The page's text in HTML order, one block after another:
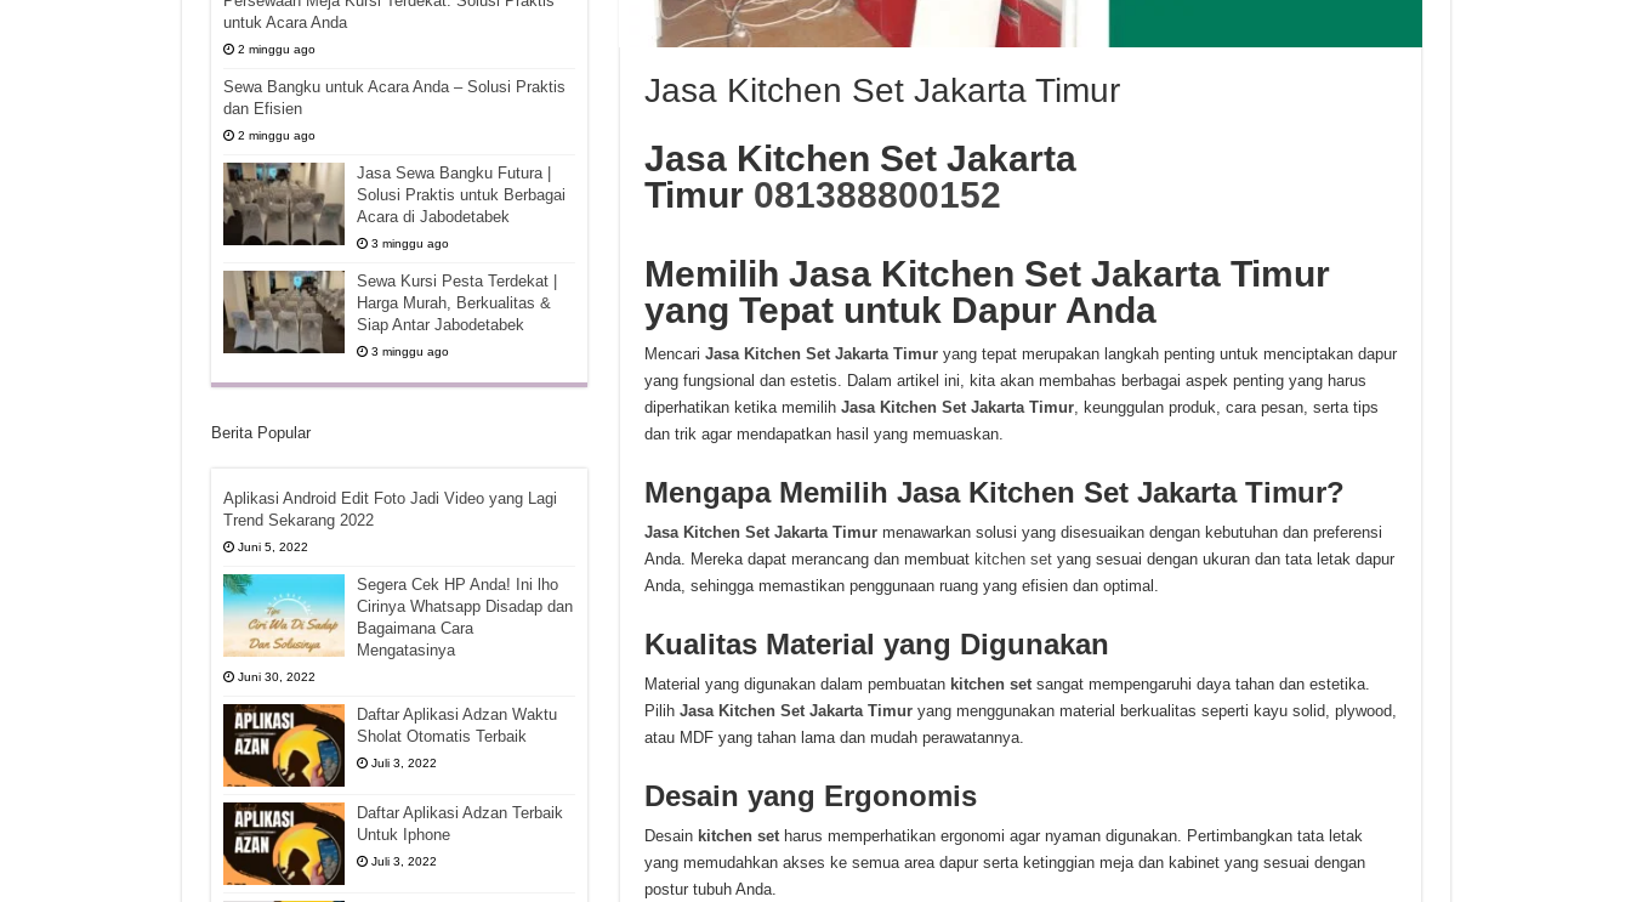
Jasa Kitchen Set Jakarta Timur
Jasa Kitchen Set Jakarta
Timur 081388800152
Memilih Jasa Kitchen Set Jakarta Timur
yang Tepat untuk Dapur Anda
Mencari Jasa Kitchen Set Jakarta Timur yang tepat merupakan langkah penting untuk menciptakan dapur
yang fungsional dan estetis. Dalam artikel ini, kita akan membahas berbagai aspek penting yang harus
diperhatikan ketika memilih Jasa Kitchen Set Jakarta Timur, keunggulan produk, cara pesan, serta tips
dan trik agar mendapatkan hasil yang memuaskan.
Mengapa Memilih Jasa Kitchen Set Jakarta Timur?
Jasa Kitchen Set Jakarta Timurmenawarkan solusi yang disesuaikan dengan kebutuhan dan preferensi
Anda. Mereka dapat merancang dan membuat kitchen setyang sesuai dengan ukuran dan tata letak dapur
Anda, sehingga memastikan penggunaan ruang yang efisien dan optimal.
Kualitas Material yang Digunakan
Material yang digunakan dalam pembuatan kitchen set sangat mempengaruhi daya tahan dan estetika.
Pilih Jasa Kitchen Set Jakarta Timuryang menggunakan material berkualitas seperti kayu solid, plywood,
atau MDF yang tahan lama dan mudah perawatannya.
Desain yang Ergonomis
Desain kitchen setharus memperhatikan ergonomi agar nyaman digunakan. Pertimbangkan tata letak
yang memudahkan akses ke semua area dapur serta ketinggian meja dan kabinet yang sesuai dengan
postur tubuh Anda.
untuk Acara Anda
2 minggu ago
Sewa Bangku untuk Acara Anda – Solusi Praktis
dan Efisien
2 minggu ago
Jasa Sewa Bangku Futura |
Solusi Praktis untuk Berbagai
Acara di Jabodetabek
3 minggu ago
Sewa Kursi Pesta Terdekat |
Harga Murah, Berkualitas &
Siap Antar Jabodetabek
3 minggu ago
Berita Popular
Aplikasi Android Edit Foto Jadi Video yang Lagi
Trend Sekarang 2022
Juni 5, 2022
Segera Cek HP Anda! Ini lho
Cirinya Whatsapp Disadap dan
Bagaimana Cara
Mengatasinya
Juni 30, 2022
Daftar Aplikasi Adzan Waktu
Sholat Otomatis Terbaik
Juli 3, 2022
Daftar Aplikasi Adzan Terbaik
Untuk Iphone
Juli 3, 2022